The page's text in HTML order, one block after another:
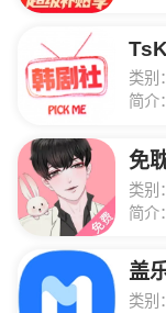
类别
简介
免
类别
简介：
盖
类别